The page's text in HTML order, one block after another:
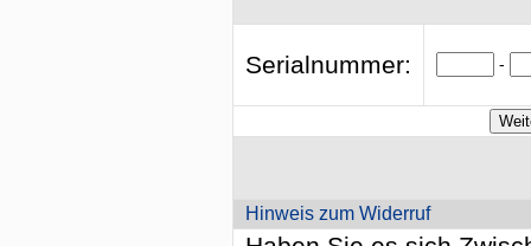
Serialnummer: -
Hinweis zum Widerruf